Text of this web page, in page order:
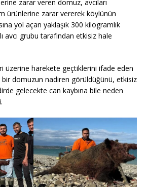
zarar veren domuz, avcıları
ürünlerine zarar vererek köylünün
yol açan yaklaşık 300 kilogramlık
avcı grubu tarafından etkisiz hale
üzerine harekete geçtiklerini ifade eden
bir domuzun nadiren görüldüğünü, etkisiz
gelecekte can kaybına bile neden